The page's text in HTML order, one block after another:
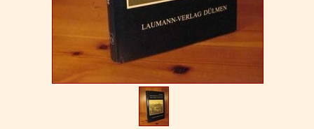
Geschäftsbedingungen